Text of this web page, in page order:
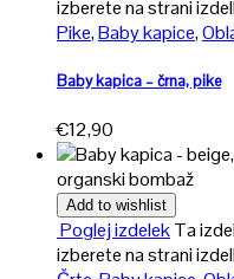
izberete na strani
Pike,Baby kapice,
Baby kapica – črna, pike
€12,90
organski bombaž
Add to wishlist
Poglej izdelekTa
izberete na strani